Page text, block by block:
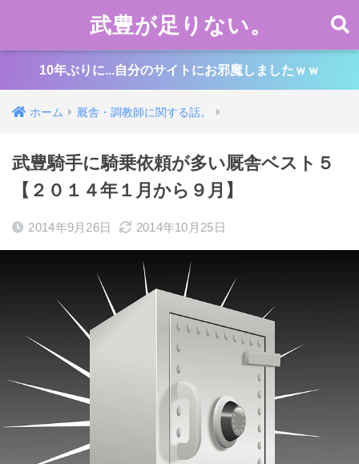
武豊が足りない。
10年ぶりに...自分のサイトにお邪魔しましたｗｗ
ホーム 厩舎・調教師に関する話。
武豊騎手に騎乗依頼が多い厩舎ベスト５
【２０１４年１月から９月】
2014年9月26日 2014年10月25日